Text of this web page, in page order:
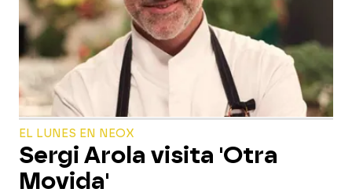
EL LUNES EN NEOX
Sergi Arola visita 'Otra
Movida'